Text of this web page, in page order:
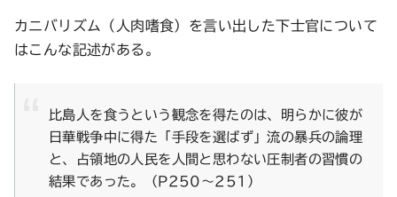
カニバリズム（人肉嗜食）を言い出した下士官について
はこんな記述がある。
比島人を食うという観念を得たのは、明らかに彼が
日華戦争中に得た「手段を選ばず」流の暴兵の論理
と、占領地の人民を人間と思わない圧制者の習慣の
結果であった。（P250〜251）